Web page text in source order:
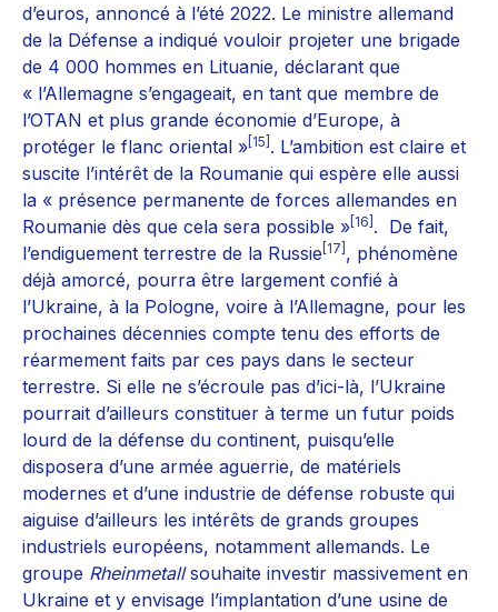
d’euros, annoncé à l’été 2022. Le ministre allemand
de la Défense a indiqué vouloir projeter une brigade
de 4 000 hommes en Lituanie, déclarant que
« l’Allemagne s’engageait, en tant que membre de
l’OTAN et plus grande économie d’Europe, à
protéger le flanc oriental » [15] . L’ambition est claire et
suscite l’intérêt de la Roumanie qui espère elle aussi
la « présence permanente de forces allemandes en
Roumanie dès que cela sera possible » [16] . De fait,
l’endiguement terrestre de la Russie [17] , phénomène
déjà amorcé, pourra être largement confié à
l’Ukraine, à la Pologne, voire à l’Allemagne, pour les
prochaines décennies compte tenu des efforts de
réarmement faits par ces pays dans le secteur
terrestre. Si elle ne s’écroule pas d’ici-là, l’Ukraine
pourrait d’ailleurs constituer à terme un futur poids
lourd de la défense du continent, puisqu’elle
disposera d’une armée aguerrie, de matériels
modernes et d’une industrie de défense robuste qui
aiguise d’ailleurs les intérêts de grands groupes
industriels européens, notamment allemands. Le
groupe Rheinmetallsouhaite investir massivement en
Ukraine et y envisage l’implantation d’une usine de